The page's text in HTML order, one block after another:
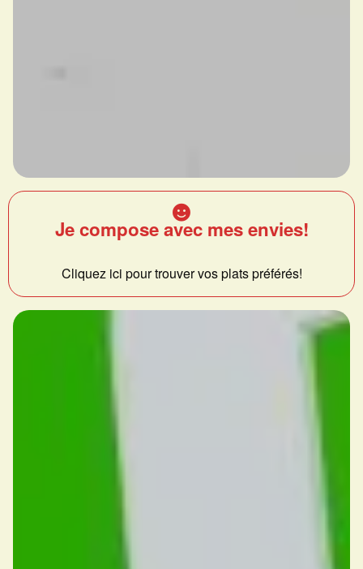
Je compose avec mes envies!
Cliquez ici pour trouver vos plats préférés!